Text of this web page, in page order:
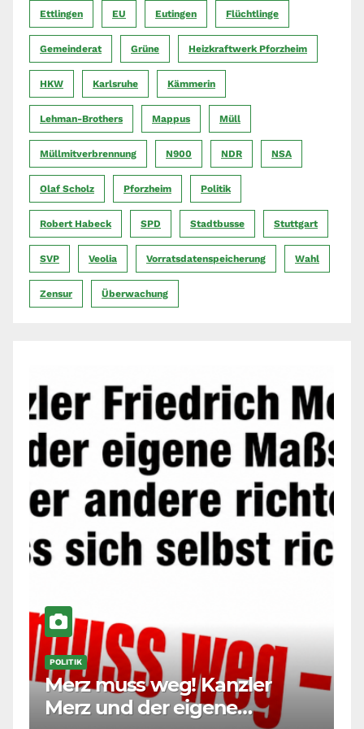
Ettlingen EU Eutingen Flüchtlinge
Gemeinderat Grüne Heizkraftwerk Pforzheim
HKW Karlsruhe Kämmerin
Lehman-Brothers Mappus Müll
Müllmitverbrennung N900 NDR NSA
Olaf Scholz Pforzheim Politik
Robert Habeck SPD Stadtbusse Stuttgart
SVP Veolia Vorratsdatenspeicherung Wahl
Zensur Überwachung
POLITIK
Merz muss weg! Kanzler
Merz und der eigene